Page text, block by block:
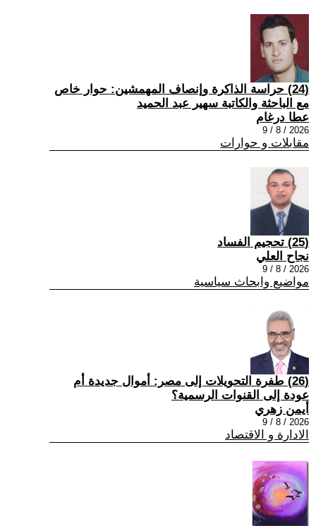
(24) حراسة الذاكرة وإنصاف المهمشين: حوار خاص
مع الباحثة والكاتبة سهير عبد الحميد
عطا درغام
2026 / 8 / 9
مقابلات و حوارات
(25) تحجيم الفساد
نجاح العلي
2026 / 8 / 9
مواضيع وابحاث سياسية
(26) طفرة التحويلات إلى مصر: أموال جديدة أم
عودة إلى القنوات الرسمية؟
أيمن زهري
2026 / 8 / 9
الادارة و الاقتصاد